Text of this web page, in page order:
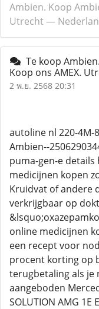
Ambien. Koop
Utrecht —
Te koop
Koop ons AMEX.
2 พ.ย. 2568 20:31
autoline nl 220-4M-
Ambien--
puma-gen-e
medicijnen kopen
Kruidvat of andere
verkrijgbaar op
online medicijnen
een recept voor
procent korting op
terugbetaling als je
aangeboden
SOLUTION AMG 1E